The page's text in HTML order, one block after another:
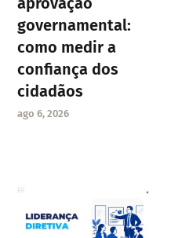
governamental:
como medir a
confiança dos
cidadãos
ago 6, 2026